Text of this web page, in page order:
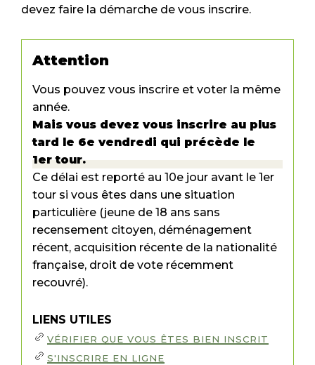
devez faire la démarche de vous inscrire.
Attention
Vous pouvez vous inscrire et voter la même
année.
Mais vous devez vous inscrire au plus
tard le 6e vendredi qui précède le
1ertour.
Ce délai est reporté au 10e jour avant le 1er
tour si vous êtes dans une situation
particulière (jeune de 18 ans sans
recensement citoyen, déménagement
récent, acquisition récente de la nationalité
française, droit de vote récemment
recouvré).
LIENS UTILES
VÉRIFIER QUE VOUS ÊTES BIEN INSCRIT
S'INSCRIRE EN LIGNE